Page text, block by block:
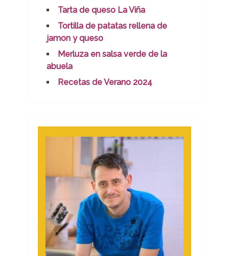
Tarta de queso La Viña
Tortilla de patatas rellena de
jamon y queso
Merluza en salsa verde de la
abuela
Recetas de Verano 2024